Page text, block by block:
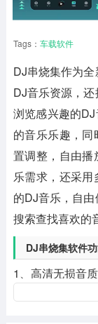
Tags： 车载软件
DJ串烧集作为
DJ音乐资源，
浏览感兴趣的
的音乐乐趣，
置调整，自由
乐需求，还采
的DJ音乐，自
搜索查找喜欢的
DJ串烧集软件
1、高清无损音
保用户听到的每